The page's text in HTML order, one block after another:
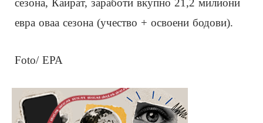
сезона, Каират, заработи вкупно 21,2 милиони
евра оваа сезона (учество + освоени бодови).
Foto/ EPA